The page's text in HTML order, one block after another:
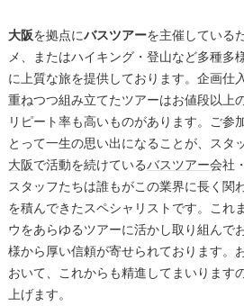
大阪を拠点にバスツアーを主催している
メ、またはハイキング・登山など多種多
に上質な旅を提供しております。企画仕
重ねつつ組み立てたツアーはお値段以上
リピート率も高いものがあります。ご参
とって一生の思い出になることが、スタ
大阪で活動を続けているバスツアー会社
スタッフたちは誰もがこの業界に長く関
を積んできたスペシャリストです。これ
ウをあらゆるツアーに活かし取り組んで
様から厚い信頼が寄せられております。
おいて、これからも精進してまいります
上げます。